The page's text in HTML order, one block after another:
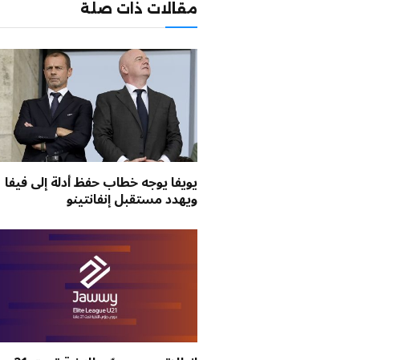
مقالات ذات صلة
يويفا يوجه خطاب حفظ أدلة إلى فيفا
ويهدد مستقبل إنفانتينو